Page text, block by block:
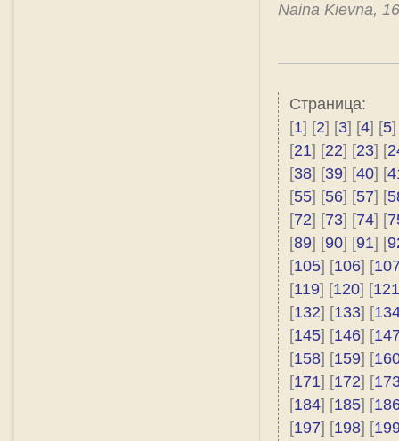
Naina Kievna,
Страница:
[1] [2] [3] [4] [5]
[21] [22] [23] [
[38] [39] [40] [
[55] [56] [57] [
[72] [73] [74] [
[89] [90] [91] [
[105] [106] [
[119] [120] [121
[132] [133] [
[145] [146] [
[158] [159] [
[171] [172] [
[184] [185] [
[197] [198] [